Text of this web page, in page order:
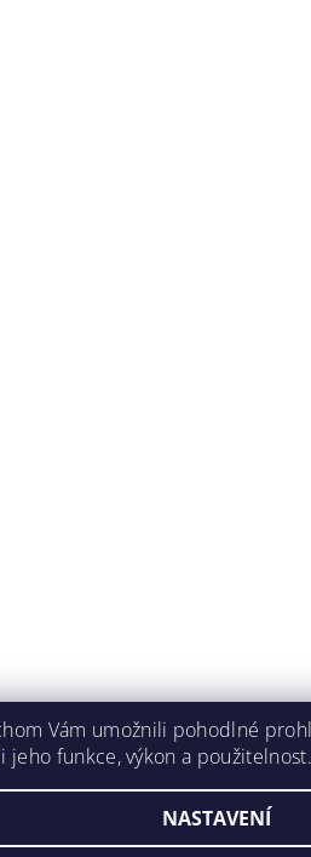
Vám umožnili pohodlné
jeho funkce, výkon a
NASTAVENÍ